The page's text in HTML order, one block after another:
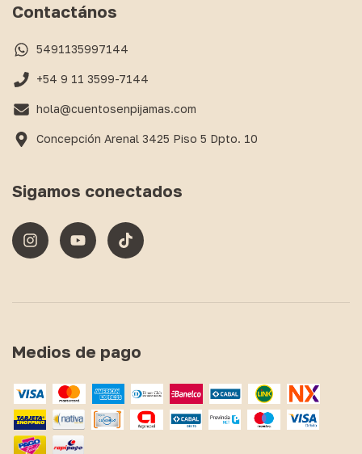
Contactános
5491135997144
+54 9 11 3599-7144
hola@cuentosenpijamas.com
Concepción Arenal 3425 Piso 5 Dpto. 10
Sigamos conectados
Medios de pago